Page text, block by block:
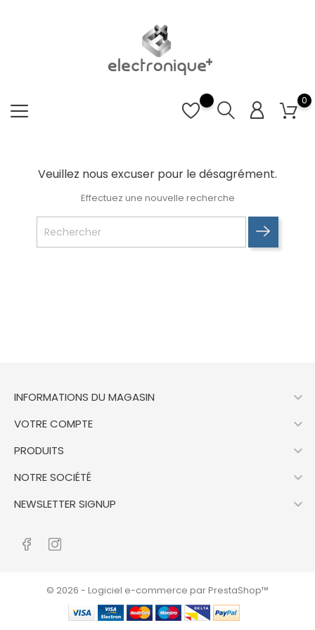
0
Veuillez nous excuser pour le désagrément.
Effectuez une nouvelle recherche
INFORMATIONS DU MAGASIN 
VOTRE COMPTE 
PRODUITS 
NOTRE SOCIÉTÉ 
NEWSLETTER SIGNUP 
© 2026 - Logiciel e-commerce par PrestaShop™